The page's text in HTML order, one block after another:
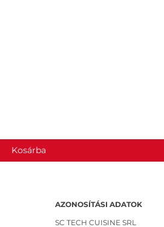
Kosárba
AZONOSÍTÁSI ADATOK
SC TECH CUISINE SRL